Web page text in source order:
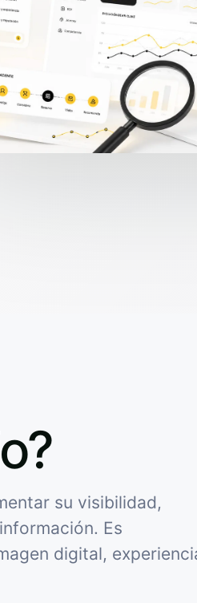
su visibilidad,
Es
digital,